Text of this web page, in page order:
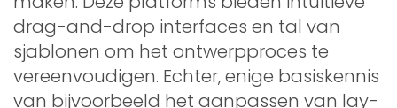
drag-and-drop interfaces en tal van
sjablonen om het ontwerpproces te
vereenvoudigen. Echter, enige basiskennis
van bijvoorbeeld het aanpassen van lay-